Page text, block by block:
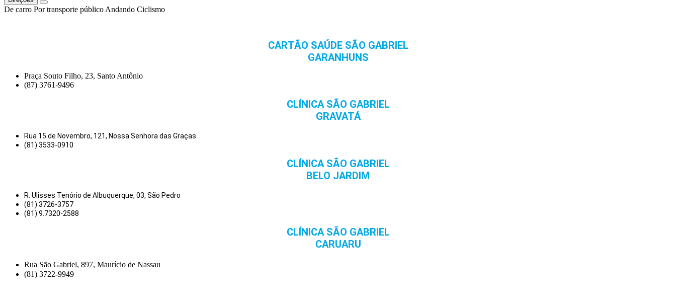
De carro Por transporte público Andando Ciclismo
CARTÃO SAÚDE SÃO GABRIEL
GARANHUNS
Praça Souto Filho, 23, Santo Antônio
(87) 3761-9496
CLÍNICA SÃO GABRIEL
GRAVATÁ
Rua 15 de Novembro, 121, Nossa Senhora das Graças
(81) 3533-0910
CLÍNICA SÃO GABRIEL
BELO JARDIM
R. Ulisses Tenório de Albuquerque, 03, São Pedro
(81) 3726-3757
(81) 9.7320-2588
CLÍNICA SÃO GABRIEL
CARUARU
Rua São Gabriel, 897, Maurício de Nassau
(81) 3722-9949